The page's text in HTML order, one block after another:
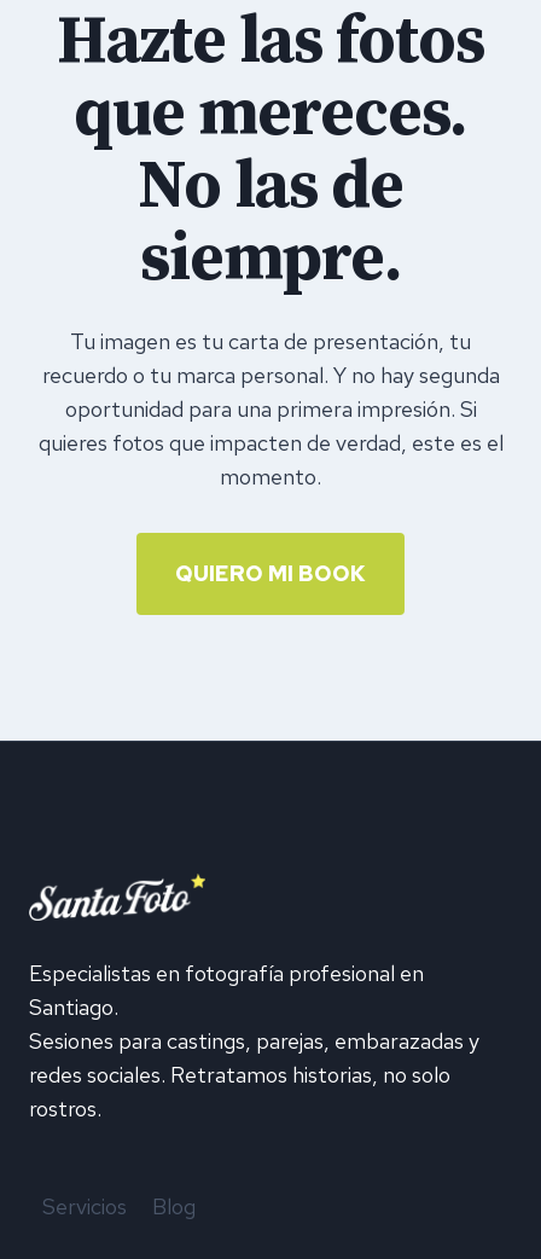
Hazte las fotos
que mereces.
No las de
siempre.
Tu imagen es tu carta de presentación, tu
recuerdo o tu marca personal. Y no hay segunda
oportunidad para una primera impresión. Si
quieres fotos que impacten de verdad, este es el
momento.
QUIERO MI BOOK
Especialistas en fotografía profesional en
Santiago.
Sesiones para castings, parejas, embarazadas y
redes sociales. Retratamos historias, no solo
rostros.
Servicios Blog